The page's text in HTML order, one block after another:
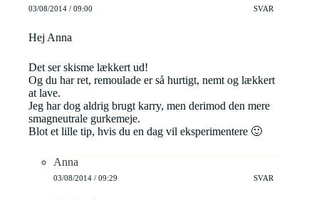
03/08/2014 / 09:00 SVAR
Hej Anna
Det ser skisme lækkert ud!
Og du har ret, remoulade er så hurtigt, nemt og lækkert
at lave.
Jeg har dog aldrig brugt karry, men derimod den mere
smagneutrale gurkemeje.
Blot et lille tip, hvis du en dag vil eksperimentere 🙂
Anna
03/08/2014 / 09:29 SVAR